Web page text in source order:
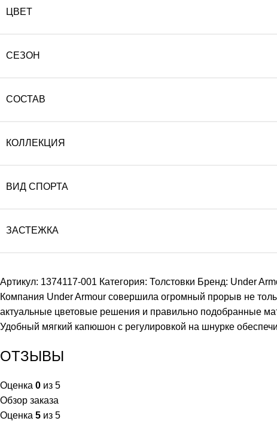
ЦВЕТ
СЕЗОН
СОСТАВ
КОЛЛЕКЦИЯ
ВИД СПОРТА
ЗАСТЕЖКА
Артикул: 1374117-001 Категория: Толстовки Бренд: Under
Компания Under Armour совершила огромный прорыв не
актуальные цветовые решения и правильно подобранные
Удобный мягкий капюшон с регулировкой на шнурке
ОТЗЫВЫ
Оценка 0 из 5
Обзор заказа
Оценка 5 из 5